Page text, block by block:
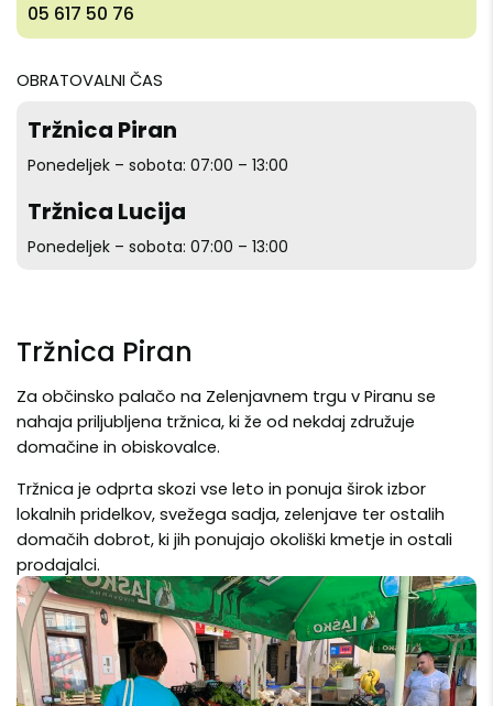
Tržnica Piran
Za občinsko palačo na Zelenjavnem trgu v Piranu se
nahaja priljubljena tržnica, ki že od nekdaj združuje
domačine in obiskovalce.
Tržnica je odprta skozi vse leto in ponuja širok izbor
lokalnih pridelkov, svežega sadja, zelenjave ter ostalih
domačih dobrot, ki jih ponujajo okoliški kmetje in ostali
prodajalci.
05 617 50 76
OBRATOVALNI ČAS
Tržnica Piran
Ponedeljek – sobota: 07:00 – 13:00
Tržnica Lucija
Ponedeljek – sobota: 07:00 – 13:00